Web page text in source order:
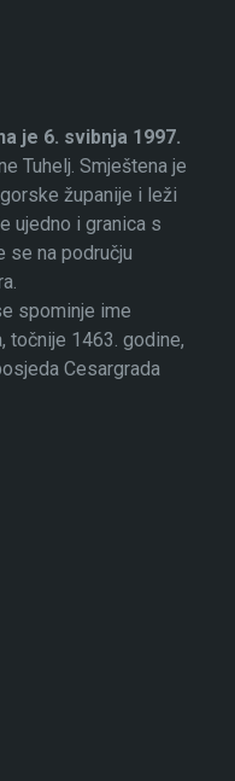
je 6. svibnja 1997.
Tuhelj. Smještena je
županije i leži
ujedno i granica s
se na području
spominje ime
točnije 1463. godine,
Cesargrada